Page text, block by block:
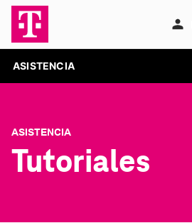
ASISTENCIA
ASISTENCIA
Tutoriales